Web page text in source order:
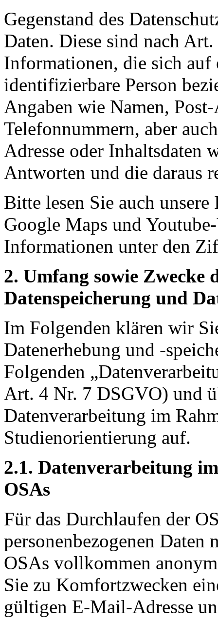
Gegenstand des
Daten. Diese sind nach
Informationen, die sich
identifizierbare Person
Angaben wie Namen,
Telefonnummern, aber
Adresse oder Inhaltsdaten
Antworten und die daraus
Bitte lesen Sie auch
Google Maps und
Informationen unter den
2. Umfang sowie Zwecke
Datenspeicherung und
Im Folgenden klären wir
Datenerhebung und -
Folgenden
Art. 4 Nr. 7 DSGVO) und
Datenverarbeitung im
Studienorientierung auf.
2.1. Datenverarbeitung
OSAs
Für das Durchlaufen der
personenbezogenen
OSAs vollkommen
Sie zu Komfortzwecken
gültigen E-Mail-Adresse